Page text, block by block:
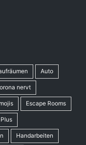
Auto
nervt
Escape Rooms
Handarbeiten